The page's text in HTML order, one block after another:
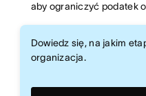
aby ograniczyć podatek
Dowiedz się, na jakim
organizacja.